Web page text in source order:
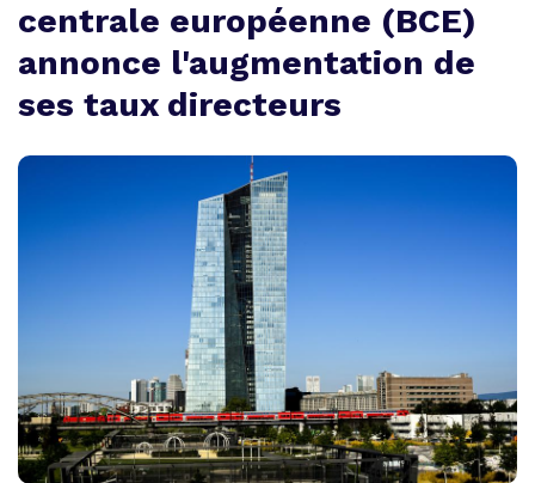
centrale européenne (BCE)
annonce l'augmentation de
ses taux directeurs